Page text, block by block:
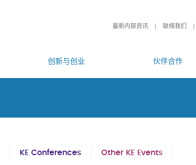
最新内部资讯 联络我们
创新与创业 伙伴合作
KE Conferences Other KE Events